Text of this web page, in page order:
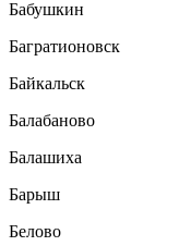
Бабушкин
Багратионовск
Байкальск
Балабаново
Балашиха
Барыш
Белово